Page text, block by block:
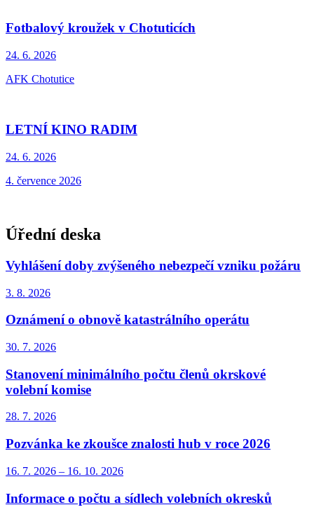
Fotbalový kroužek v Chotuticích
24. 6. 2026
AFK Chotutice
LETNÍ KINO RADIM
24. 6. 2026
4. července 2026
Úřední deska
Vyhlášení doby zvýšeného nebezpečí vzniku požáru
3. 8. 2026
Oznámení o obnově katastrálního operátu
30. 7. 2026
Stanovení minimálního počtu členů okrskové
volební komise
28. 7. 2026
Pozvánka ke zkoušce znalosti hub v roce 2026
16. 7. 2026 – 16. 10. 2026
Informace o počtu a sídlech volebních okresků